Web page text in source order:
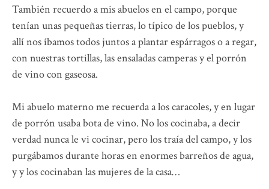
También recuerdo a mis abuelos en el campo, porque
tenían unas pequeñas tierras, lo típico de los pueblos, y
allí nos íbamos todos juntos a plantar espárragos o a regar,
con nuestras tortillas, las ensaladas camperas y el porrón
de vino con gaseosa.
Mi abuelo materno me recuerda a los caracoles, y en lugar
de porrón usaba bota de vino. No los cocinaba, a decir
verdad nunca le vi cocinar, pero los traía del campo, y los
purgábamos durante horas en enormes barreños de agua,
y y los cocinaban las mujeres de la casa…